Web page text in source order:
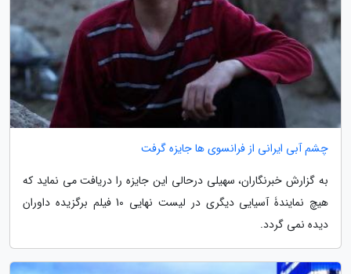
چشم آبی ایرانی از فرانسوی ها جایزه گرفت
به گزارش خبرنگاران، سهیلی درحالی این جایزه را دریافت می نماید که
هیچ نمایندۀ آسیایی دیگری در لیست نهایی 10 فیلم برگزیده داوران
دیده نمی گردد.